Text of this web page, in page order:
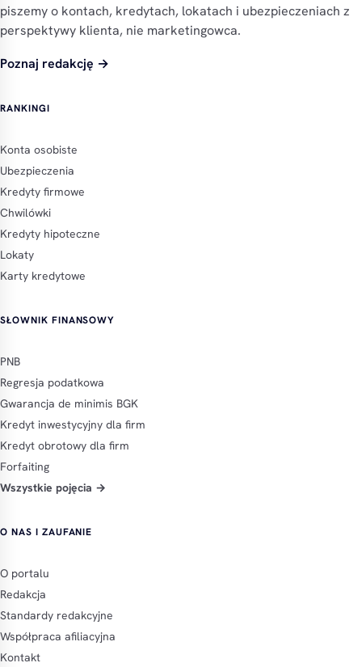
piszemy o kontach, kredytach, lokatach i ubezpieczeniach z
perspektywy klienta, nie marketingowca.
Poznaj redakcję →
RANKINGI
Konta osobiste
Ubezpieczenia
Kredyty firmowe
Chwilówki
Kredyty hipoteczne
Lokaty
Karty kredytowe
SŁOWNIK FINANSOWY
PNB
Regresja podatkowa
Gwarancja de minimis BGK
Kredyt inwestycyjny dla firm
Kredyt obrotowy dla firm
Forfaiting
Wszystkie pojęcia →
O NAS I ZAUFANIE
O portalu
Redakcja
Standardy redakcyjne
Współpraca afiliacyjna
Kontakt